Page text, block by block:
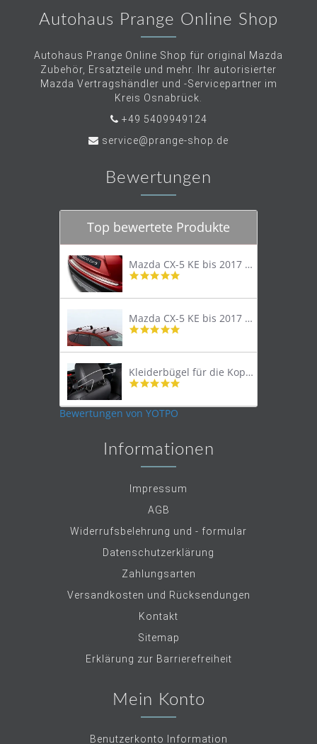
Autohaus Prange Online Shop
Autohaus Prange Online Shop für original Mazda
Zubehör, Ersatzteile und mehr. Ihr autorisierter
Mazda Vertragshändler und -Servicepartner im
Kreis Osnabrück.
+49 5409949124
service@prange-shop.de
Bewertungen
Top bewertete Produkte
Mazda CX-5 KE bis 2017 Trittschutzleiste Edelstahl original
4.8
rating
Mazda CX-5 KE bis 2017 Lastenträger Dachträger
4.9
rating
Kleiderbügel für die Kopfstütze
4.9
rating
Bewertungen von YOTPO
Informationen
Impressum
AGB
Widerrufsbelehrung und - formular
Datenschutzerklärung
Zahlungsarten
Versandkosten und Rücksendungen
Kontakt
Sitemap
Erklärung zur Barrierefreiheit
Mein Konto
Benutzerkonto Information